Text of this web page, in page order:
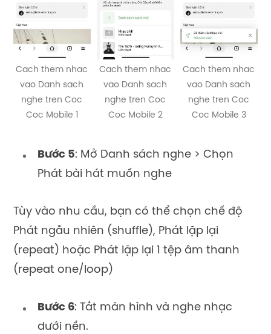
Cach them nhac
vao Danh sach
nghe tren Coc
Coc Mobile 1
Cach them nhac
vao Danh sach
nghe tren Coc
Coc Mobile 2
Cach them nhac
vao Danh sach
nghe tren Coc
Coc Mobile 3
Bước 5: Mở Danh sách nghe > Chọn
Phát bài hát muốn nghe
Tùy vào nhu cầu, bạn có thể chọn chế độ
Phát ngẫu nhiên (shuffle), Phát lặp lại
(repeat) hoặc Phát lặp lại 1 tệp âm thanh
(repeat one/loop)
Bước 6: Tắt màn hình và nghe nhạc
dưới nền.